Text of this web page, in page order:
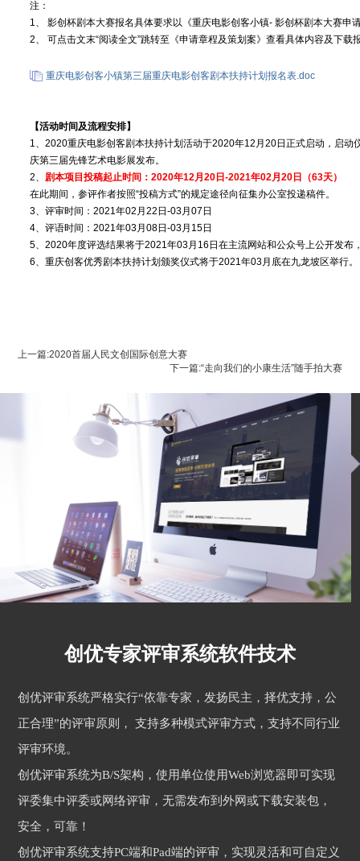
注：
1、 影创杯剧本大赛报名具体要求以《重庆电影创客小镇- 影创杯剧本大赛申
2、 可点击文末“阅读全文”跳转至《申请章程及策划案》查看具体内容及下载
重庆电影创客小镇第三届重庆电影创客剧本扶持计划报名表.doc
【活动时间及流程安排】
1、2020重庆电影创客剧本扶持计划活动于2020年12月20日正式启动，启
庆第三届先锋艺术电影展发布。
2、剧本项目投稿起止时间：2020年12月20日-2021年02月20日（63天）
在此期间，参评作者按照“投稿方式”的规定途径向征集办公室投递稿件。
3、评审时间：2021年02月22日-03月07日
4、评语时间：2021年03月08日-03月15日
5、2020年度评选结果将于2021年03月16日在主流网站和公众号上公开发布
6、重庆创客优秀剧本扶持计划颁奖仪式将于2021年03月底在九龙坡区举行。
上一篇:2020首届人民文创国际创意大赛
下一篇:“走向我们的小康生活”随手拍大赛
创优专家评审系统软件技术
创优评审系统严格实行“依靠专家，发扬民主，择优支持，公
正合理”的评审原则， 支持多种模式评审方式，支持不同行业
评审环境。
创优评审系统为B/S架构，使用单位使用Web浏览器即可实现
评委集中评委或网络评审，无需发布到外网或下载安装包，
安全，可靠！
创优评审系统支持PC端和Pad端的评审，实现灵活和可自定义